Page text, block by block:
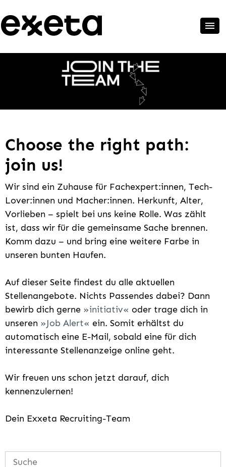
Choose the right path:
join us!
Wir sind ein Zuhause für Fachexpert:innen, Tech-
Lover:innen und Macher:innen. Herkunft, Alter,
Vorlieben – spielt bei uns keine Rolle. Was zählt
ist, dass wir für die gemeinsame Sache brennen.
Komm dazu – und bring eine weitere Farbe in
unseren bunten Haufen.
Auf dieser Seite findest du alle aktuellen
Stellenangebote. Nichts Passendes dabei? Dann
bewirb dich gerne
initiativ
oder trage dich in
unseren
Job Alert
ein. Somit erhältst du
automatisch eine E-Mail, sobald eine für dich
interessante Stellenanzeige online geht.
Wir freuen uns schon jetzt darauf, dich
kennenzulernen!
Dein Exxeta Recruiting-Team